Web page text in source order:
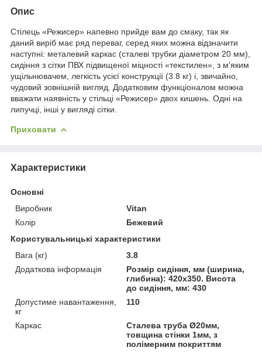
Опис
Стілець «Режисер» напевно прийде вам до смаку, так як
даний виріб має ряд переваг, серед яких можна відзначити
наступні: металевий каркас (сталеві трубки діаметром 20 мм),
сидіння з сітки ПВХ підвищеної міцності «текстилен», з м'яким
ущільнювачем, легкість усієї конструкції (3.8 кг) і, звичайно,
чудовий зовнішній вигляд. Додатковим функціоналом можна
вважати наявність у стільці «Режисер» двох кишень. Одні на
липучці, інші у вигляді сітки.
Приховати
Характеристики
Основні
Виробник
Vitan
Колір
Бежевий
Користувальницькі характеристики
Вага (кг)
3.8
Додаткова інформація
Розмір сидіння, мм (ширина,
глибина): 420х350. Висота
до сидіння, мм: 430
Допустиме навантаження,
кг
110
Каркас
Сталева труба Ø20мм,
товщина стінки 1мм, з
полімерним покриттям